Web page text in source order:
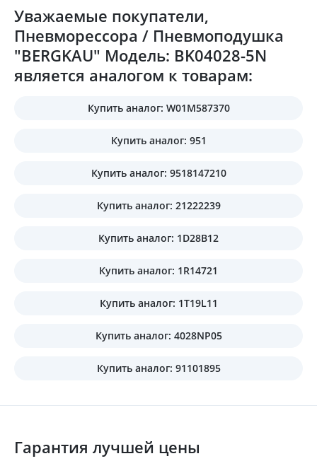
Уважаемые покупатели,
Пневморессора / Пневмоподушка
"BERGKAU" Модель: BK04028-5N
является аналогом к товарам:
Купить аналог: W01M587370
Купить аналог: 951
Купить аналог: 9518147210
Купить аналог: 21222239
Купить аналог: 1D28B12
Купить аналог: 1R14721
Купить аналог: 1T19L11
Купить аналог: 4028NP05
Купить аналог: 91101895
Гарантия лучшей цены